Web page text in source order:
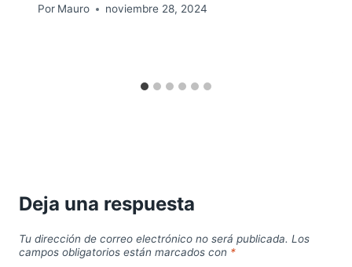
Por Mauro noviembre 28, 2024
Deja una respuesta
Tu dirección de correo electrónico no será publicada. Los
campos obligatorios están marcados con *